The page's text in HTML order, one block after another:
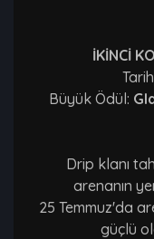
İKİNCİ
Büyük Ödül:
Drip klanı
arenanın
25 Temmuz'da
güçlü